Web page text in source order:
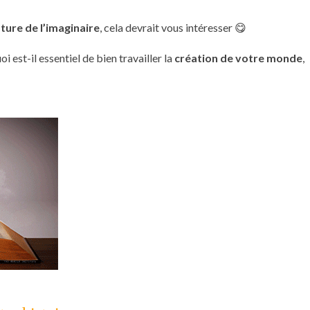
de l’imaginaire , cela devrait vous intéresser 😋
est-il essentiel de bien travailler la création de votre monde